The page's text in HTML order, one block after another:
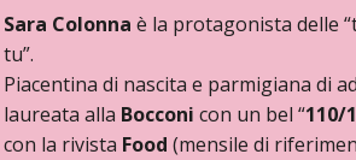
Sara Colonna è la protagonista delle
tu”.
Piacentina di nascita e parmigiana di
laureata alla Bocconi con un bel “110/
con la rivista Food (mensile di